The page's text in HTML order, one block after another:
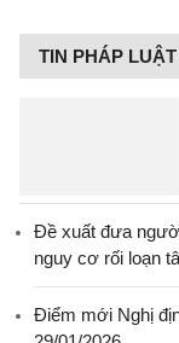
TIN PHÁP
Đề xuất đưa
nguy cơ rối loạn
Điểm mới Nghị